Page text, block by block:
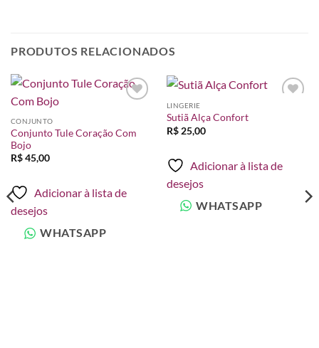
PRODUTOS RELACIONADOS
desejos
CONJUNTO
Conjunto Tule Coração Com
Bojo
R$45,00
Adicionar à lista de
desejos
WHATSAPP
LINGERIE
Sutiã Alça Confort
R$25,00
Adicionar à lista de
desejos
WHATSAPP